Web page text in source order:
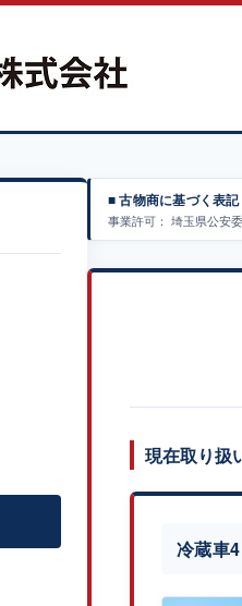
■ 古物商に基づく表記
事業許可： 埼玉県公安
現在取り扱
冷蔵車